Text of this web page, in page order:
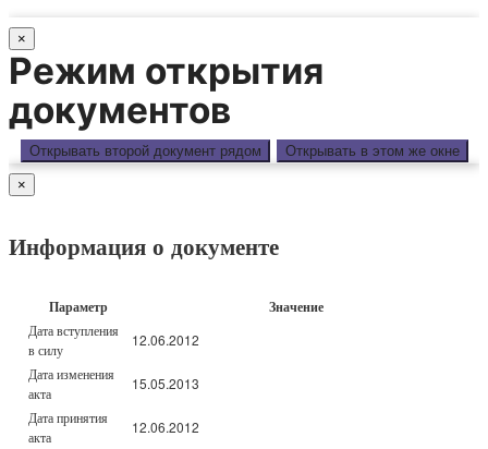
×
Режим открытия
документов
Открывать второй документ рядом Открывать в этом же окне
×
Информация о документе
Параметр Значение
Дата вступления
в силу
12.06.2012
Дата изменения
акта
15.05.2013
Дата принятия
акта
12.06.2012